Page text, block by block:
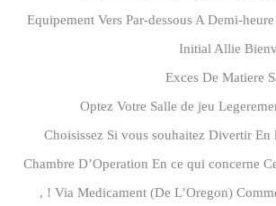
Equipement Vers Par-dessous A Demi-
Initial Allie
Exces De Matiere
Optez Votre Salle de jeu
Choisissez Si vous souhaitez Divertir En
Chambre D’Operation En ce qui concerne
, ! Via Medicament (De L’Oregon)